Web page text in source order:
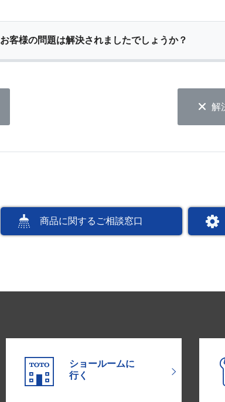
お客様の問題は解決されましたでしょうか？
解
商品に関するご相談窓口
ショールームに
行く